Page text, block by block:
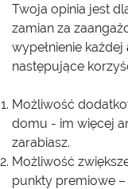
Twoja opinia jest
zamian za
wypełnienie każdej
następujące
Możliwość
domu - im więcej
zarabiasz.
Możliwość
punkty premiowe